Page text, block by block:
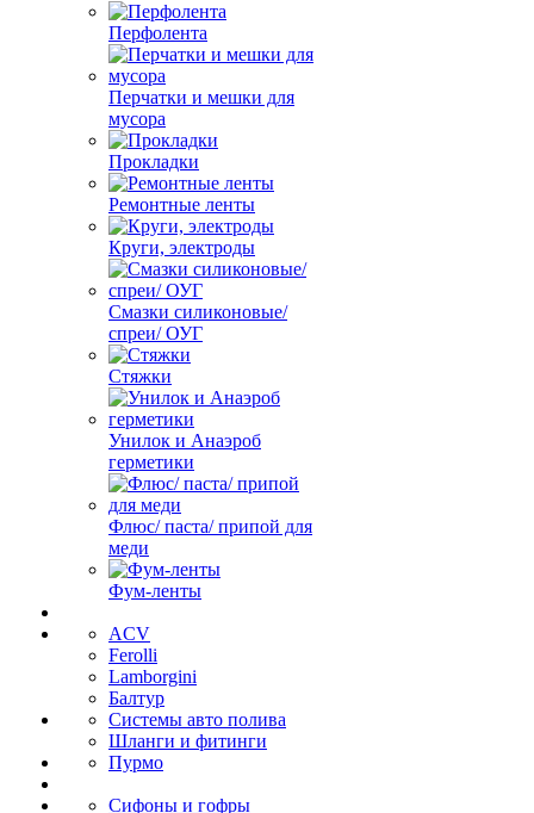
Перфолента
Перчатки и мешки для
мусора
Прокладки
Ремонтные ленты
Круги, электроды
Смазки силиконовые/
спреи/ ОУГ
Стяжки
Унилок и Анаэроб
герметики
Флюс/ паста/ припой для
меди
Фум-ленты
ACV
Ferolli
Lamborgini
Балтур
Системы авто полива
Шланги и фитинги
Пурмо
Сифоны и гофры